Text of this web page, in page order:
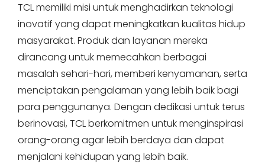
TCL memiliki misi untuk menghadirkan teknologi
inovatif yang dapat meningkatkan kualitas hidup
masyarakat. Produk dan layanan mereka
dirancang untuk memecahkan berbagai
masalah sehari-hari, memberi kenyamanan, serta
menciptakan pengalaman yang lebih baik bagi
para penggunanya. Dengan dedikasi untuk terus
berinovasi, TCL berkomitmen untuk menginspirasi
orang-orang agar lebih berdaya dan dapat
menjalani kehidupan yang lebih baik.